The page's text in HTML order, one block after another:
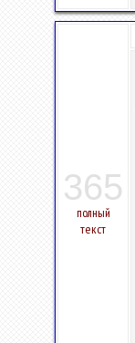
365
полный
текст